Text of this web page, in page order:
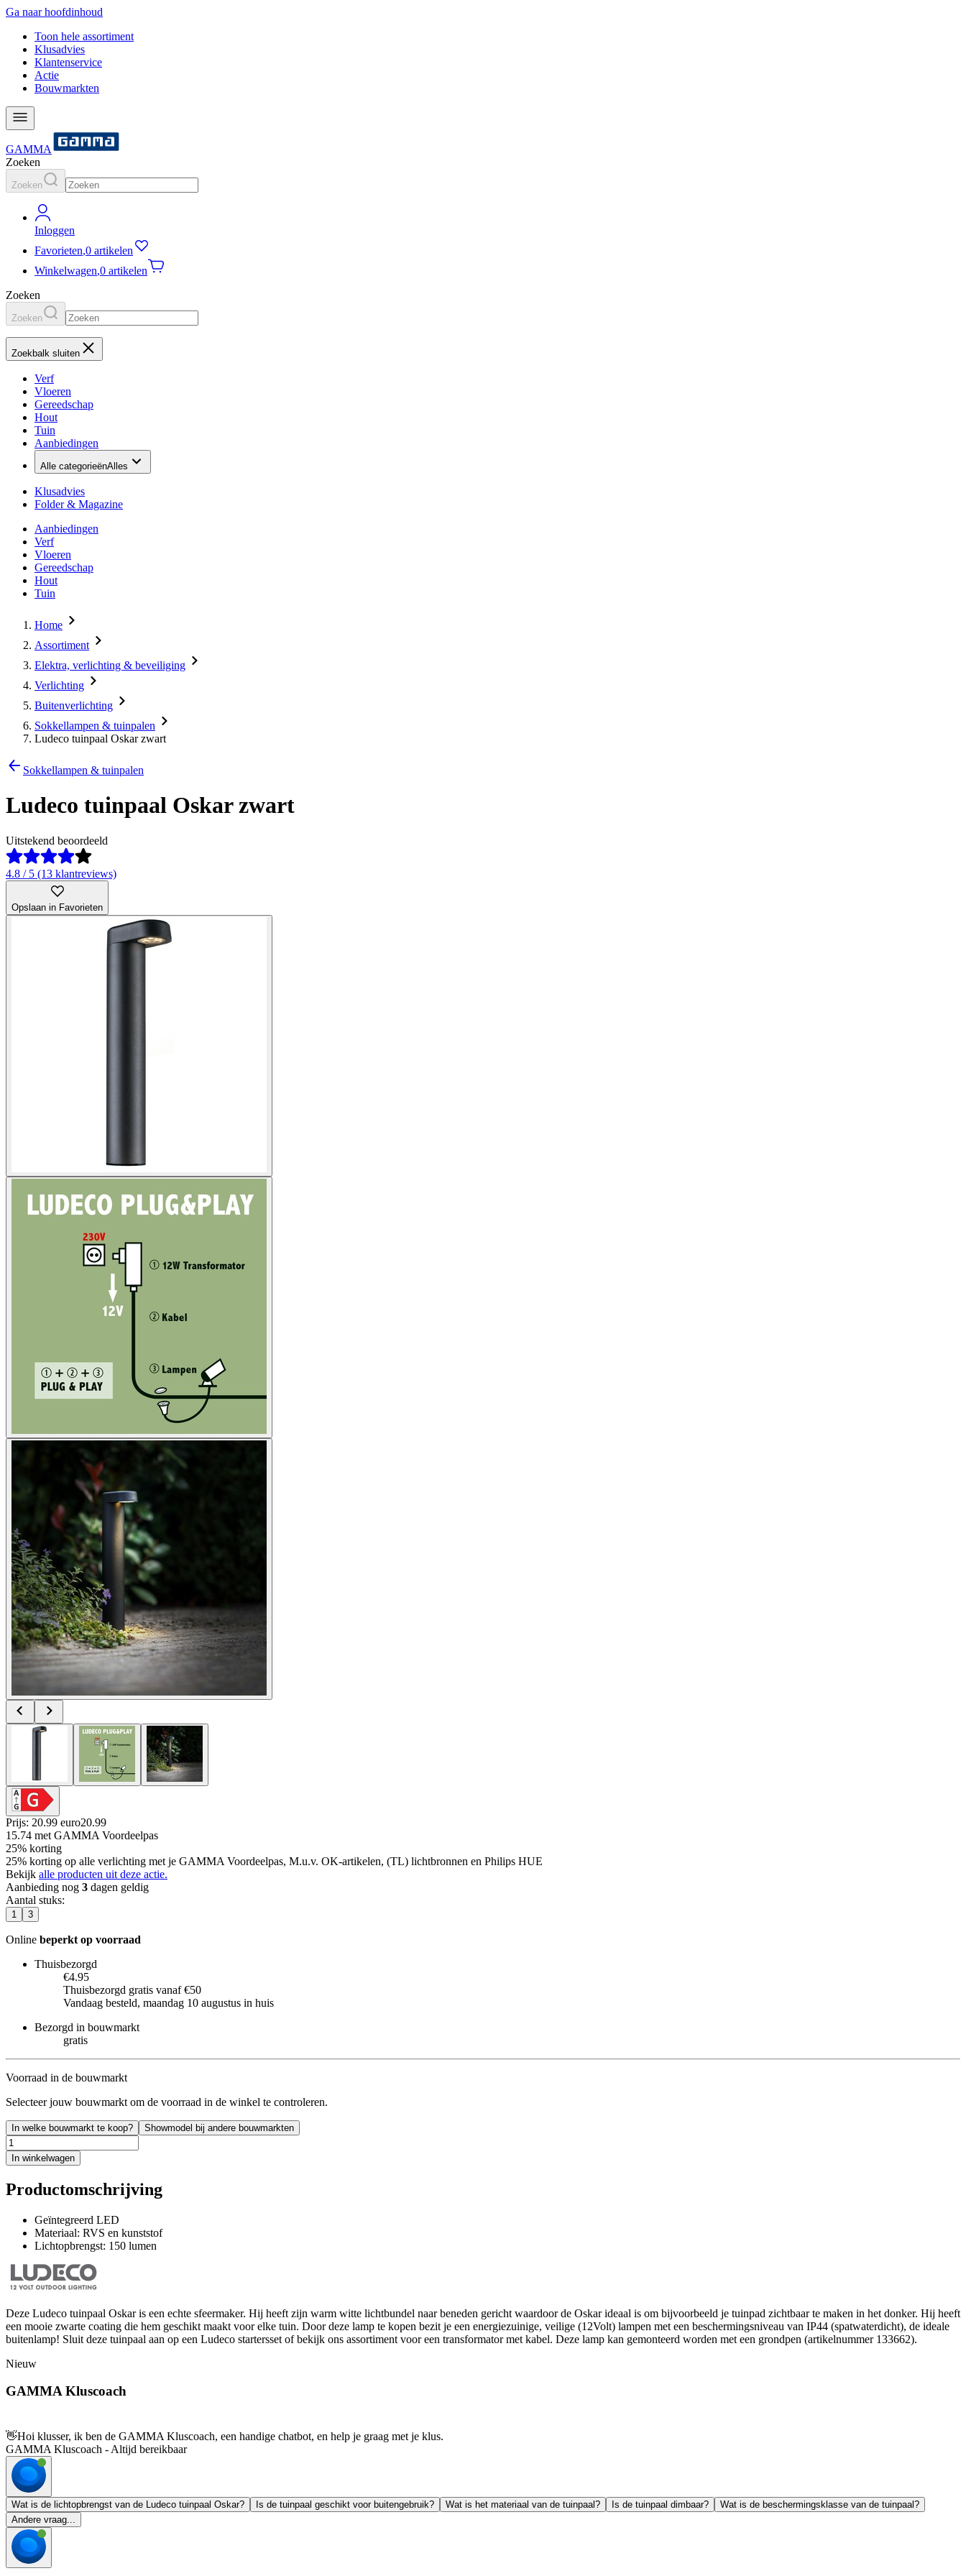
Ga naar hoofdinhoud
Toon hele assortiment
Klusadvies
Klantenservice
Actie
Bouwmarkten
GAMMA
Zoeken
Zoeken
Inloggen
Favorieten,0 artikelen
Winkelwagen,0 artikelen
Zoeken
Zoeken
Zoekbalk sluiten
Verf
Vloeren
Gereedschap
Hout
Tuin
Aanbiedingen
Alle categorieënAlles
Klusadvies
Folder & Magazine
Aanbiedingen
Verf
Vloeren
Gereedschap
Hout
Tuin
Home
Assortiment
Elektra, verlichting & beveiliging
Verlichting
Buitenverlichting
Sokkellampen & tuinpalen
Ludeco tuinpaal Oskar zwart
Sokkellampen & tuinpalen
Ludeco tuinpaal Oskar zwart
Uitstekend beoordeeld
4.8 / 5 (13 klantreviews)
Opslaan in Favorieten
Prijs: 20.99 euro20.99
15.74 met GAMMA Voordeelpas
25% korting
25% korting op alle verlichting met je GAMMA Voordeelpas, M.u.v. OK-artikelen, (TL) lichtbronnen en Philips HUE
Bekijk alle producten uit deze actie.
Aanbieding nog 3 dagen geldig
Aantal stuks:
1 3
Online beperkt op voorraad
Thuisbezorgd
€4.95
Thuisbezorgd gratis vanaf €50
Vandaag besteld, maandag 10 augustus in huis
Bezorgd in bouwmarkt
gratis
Voorraad in de bouwmarkt
Selecteer jouw bouwmarkt om de voorraad in de winkel te controleren.
In welke bouwmarkt te koop? Showmodel bij andere bouwmarkten
In winkelwagen
Productomschrijving
Geïntegreerd LED
Materiaal: RVS en kunststof
Lichtopbrengst: 150 lumen
Deze Ludeco tuinpaal Oskar is een echte sfeermaker. Hij heeft zijn warm witte lichtbundel naar beneden gericht waardoor de Oskar ideaal is om bijvoorbeeld je tuinpad zichtbaar te maken in het donker. Hij heeft
een mooie zwarte coating die hem geschikt maakt voor elke tuin. Door deze lamp te kopen bezit je een energiezuinige, veilige (12Volt) lampen met een beschermingsniveau van IP44 (spatwaterdicht), de ideale
buitenlamp! Sluit deze tuinpaal aan op een Ludeco startersset of bekijk ons assortiment voor een transformator met kabel. Deze lamp kan gemonteerd worden met een grondpen (artikelnummer 133662).
Nieuw
GAMMA Kluscoach
👋Hoi klusser, ik ben de GAMMA Kluscoach, een handige chatbot, en help je graag met je klus.
GAMMA Kluscoach - Altijd bereikbaar
Wat is de lichtopbrengst van de Ludeco tuinpaal Oskar? Is de tuinpaal geschikt voor buitengebruik? Wat is het materiaal van de tuinpaal? Is de tuinpaal dimbaar?
Wat is de beschermingsklasse van de tuinpaal?
Andere vraag...